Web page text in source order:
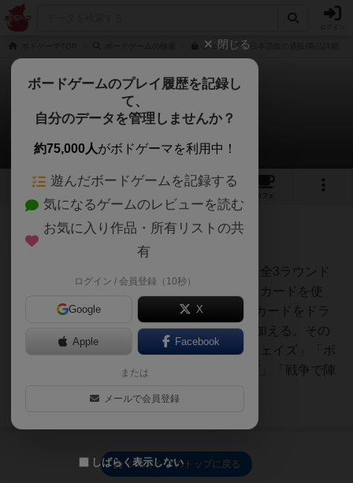
ジェネシア 日本語版の通販/商品詳細
ジェネシア
1件のルール/インスト
1 3
カフェ
208名 充実
カードドラフト＆陣取りゲーム！全3ラウンド
構成で、各ラウンドごとに異なるカードを使
用。各ラウンドの最初に、6枚のカードをドラ
フトして、5枚のカードを手札に加える。その
後、「ボード上に駒を配置するフェイズ」「ボ
ード上の駒を移動させるフェイズ」「戦争で陣
ジェネシアのトップに戻る
閉じる
ボードゲームのプレイ履歴を記録し
て、
自分のデータを管理しませんか？
約75,000人がボドゲーマを利用中！
遊んだボードゲームを記録する
気になるゲームのレビューを読む
お気に入り作品・所有リストの共
有
ログイン / 会員登録（10秒）
Google X
Apple Facebook
または
メールで会員登録
しばらく表示しない